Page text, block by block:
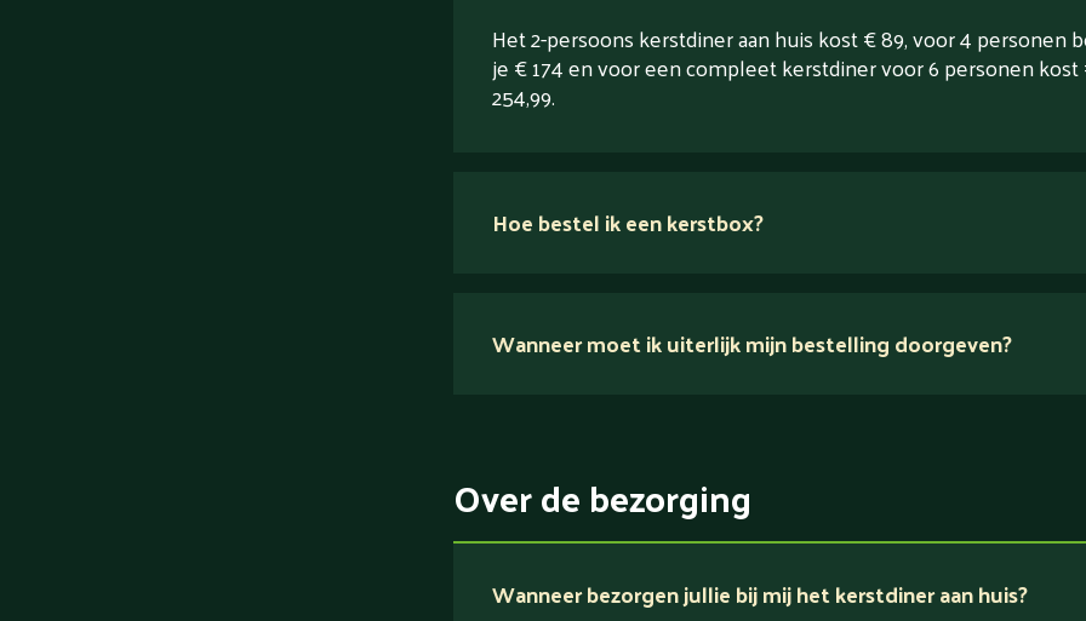
Het 2-persoons kerstdiner aan huis kost € 89, voor 4 personen
je € 174 en voor een compleet kerstdiner voor 6 personen kost
254,99.
Hoe bestel ik een kerstbox?
Wanneer moet ik uiterlijk mijn bestelling doorgeven?
Over de bezorging
Wanneer bezorgen jullie bij mij het kerstdiner aan huis?